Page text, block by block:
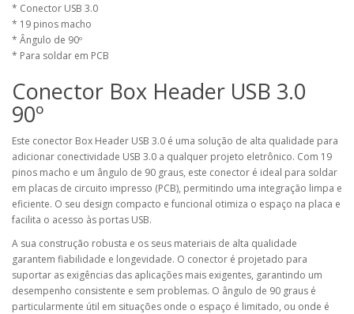
* Conector USB 3.0
* 19 pinos macho
* Ângulo de 90º
* Para soldar em PCB
Conector Box Header USB 3.0
90º
Este conector Box Header USB 3.0 é uma solução de alta qualidade para
adicionar conectividade USB 3.0 a qualquer projeto eletrônico. Com 19
pinos macho e um ângulo de 90 graus, este conector é ideal para soldar
em placas de circuito impresso (PCB), permitindo uma integração limpa e
eficiente. O seu design compacto e funcional otimiza o espaço na placa e
facilita o acesso às portas USB.
A sua construção robusta e os seus materiais de alta qualidade
garantem fiabilidade e longevidade. O conector é projetado para
suportar as exigências das aplicações mais exigentes, garantindo um
desempenho consistente e sem problemas. O ângulo de 90 graus é
particularmente útil em situações onde o espaço é limitado, ou onde é